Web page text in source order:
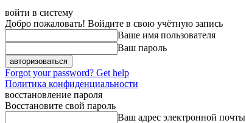
войти в систему
Добро пожаловать! Войдите в свою учётную запись
Ваше имя пользователя
Ваш пароль
Forgot your password? Get help
Политика конфиденциальности
восстановление пароля
Восстановите свой пароль
Ваш адрес электронной почты